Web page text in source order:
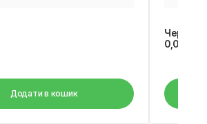
Додати в кошик
Черешня
0,00